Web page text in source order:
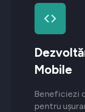
Mobile
Beneficiezi
pentru